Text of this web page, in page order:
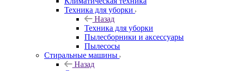
Техника для уборки
Назад
Техника для уборки
Пылесборники и аксессуары
Пылесосы
Стиральные машины
Назад